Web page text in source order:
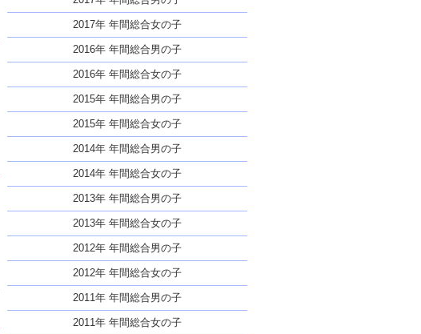
2017年 年間総合女の子
2016年 年間総合男の子
2016年 年間総合女の子
2015年 年間総合男の子
2015年 年間総合女の子
2014年 年間総合男の子
2014年 年間総合女の子
2013年 年間総合男の子
2013年 年間総合女の子
2012年 年間総合男の子
2012年 年間総合女の子
2011年 年間総合男の子
2011年 年間総合女の子